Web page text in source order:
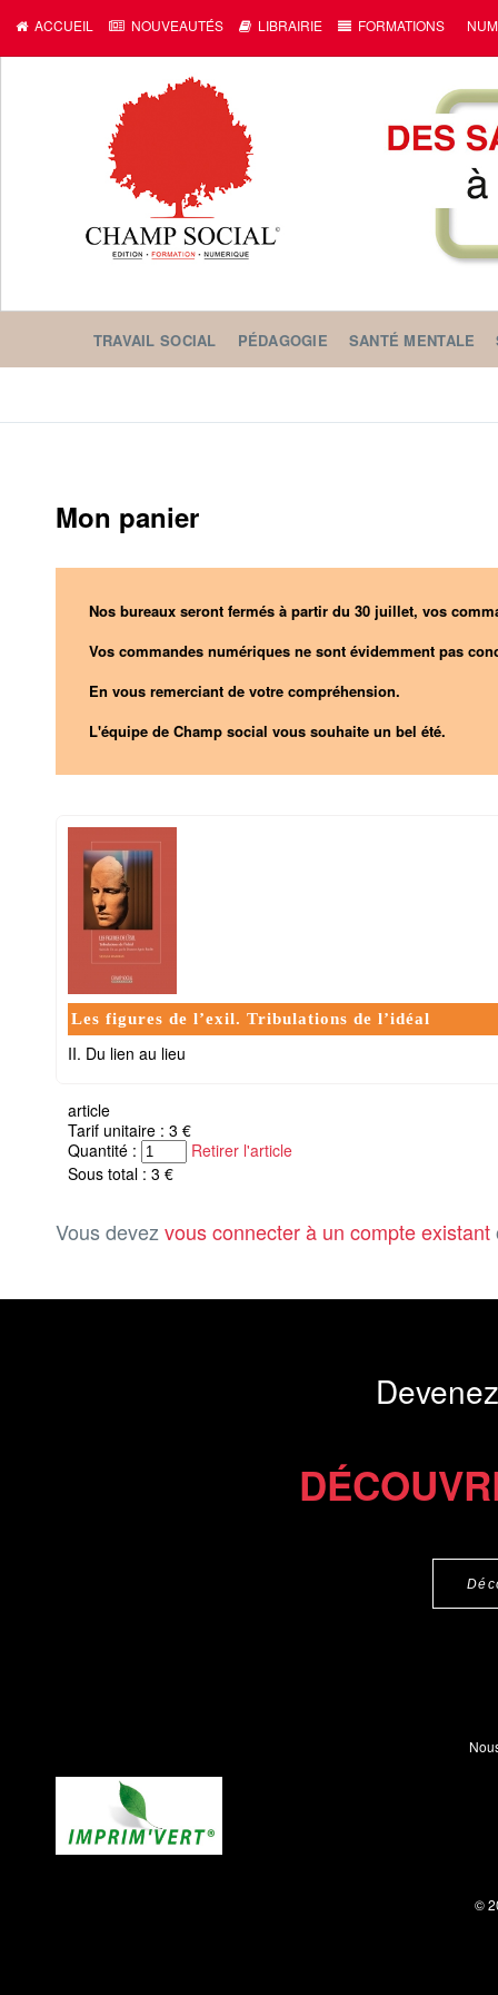
ACCUEIL NOUVEAUTÉS LIBRAIRIE FORMATIONS
TRAVAIL SOCIAL PÉDAGOGIE SANTÉ MENTALE
Mon panier
Nos bureaux seront fermés à partir du 30 juillet, vos
Vos commandes numériques ne sont évidemment pas
En vous remerciant de votre compréhension.
L'équipe de Champ social vous souhaite un bel été.
Les figures de l’exil. Tribulations de l’idéal
II. Du lien au lieu
article
Tarif unitaire : 3 €
Quantité :
Retirer l'article
Sous total : 3 €
Vous devez vous connecter à un compte existant
©